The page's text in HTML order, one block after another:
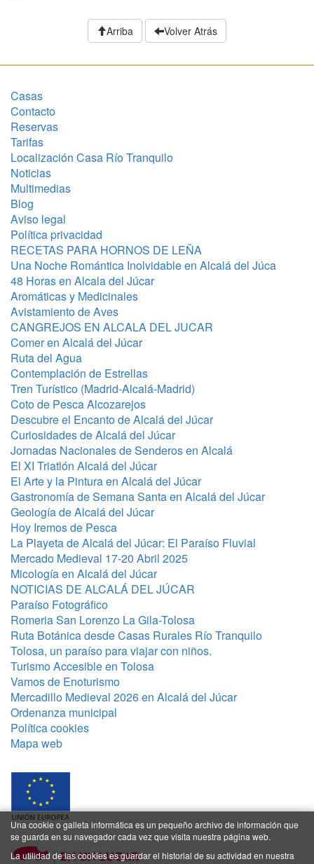
Arriba Volver Atrás
Casas
Contacto
Reservas
Tarifas
Localización Casa Río Tranquilo
Noticias
Multimedias
Blog
Aviso legal
Política privacidad
RECETAS PARA HORNOS DE LEÑA
Una Noche Romántica Inolvidable en Alcalá del Júca
48 Horas en Alcala del Júcar
Aromáticas y Medicinales
Avistamiento de Aves
CANGREJOS EN ALCALA DEL JUCAR
Comer en Alcalá del Júcar
Ruta del Agua
Contemplación de Estrellas
Tren Turístico (Madrid-Alcalá-Madrid)
Coto de Pesca Alcozarejos
Descubre el Encanto de Alcalá del Júcar
Curiosidades de Alcalá del Júcar
Jornadas Nacionales de Senderos en Alcalá
El XI Triatlón Alcalá del Júcar
El Arte y la Pintura en Alcalá del Júcar
Gastronomía de Semana Santa en Alcalá del Júcar
Geología de Alcalá del Júcar
Hoy Iremos de Pesca
La Playeta de Alcalá del Júcar: El Paraíso Fluvial
Mercado Medieval 17-20 Abril 2025
Micología en Alcalá del Júcar
NOTICIAS DE ALCALÁ DEL JÚCAR
Paraíso Fotográfico
Romeria San Lorenzo La Gila-Tolosa
Ruta Botánica desde Casas Rurales Río Tranquilo
Tolosa, un paraíso para viajar con niños.
Turismo Accesible en Tolosa
Vamos de Enoturismo
Mercadillo Medieval 2026 en Alcalá del Júcar
Ordenanza municipal
Política cookies
Mapa web
Una cookie o galleta informática es un pequeño archivo de información que
se guarda en su navegador cada vez que visita nuestra página web.
La utilidad de las cookies es guardar el historial de su actividad en nuestra